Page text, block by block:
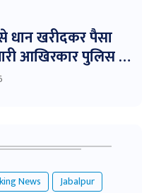
धान खरीदकर पैसा
आखिरकार पुलिस के
News
Jabalpur